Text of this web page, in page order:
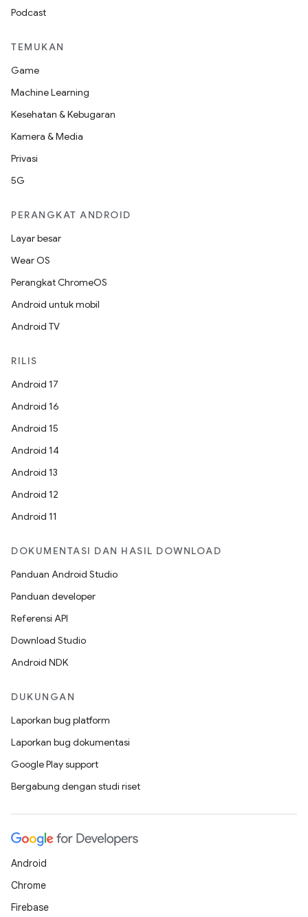
Podcast
TEMUKAN
Game
Machine Learning
Kesehatan & Kebugaran
Kamera & Media
Privasi
5G
PERANGKAT ANDROID
Layar besar
Wear OS
Perangkat ChromeOS
Android untuk mobil
Android TV
RILIS
Android 17
Android 16
Android 15
Android 14
Android 13
Android 12
Android 11
DOKUMENTASI DAN HASIL DOWNLOAD
Panduan Android Studio
Panduan developer
Referensi API
Download Studio
Android NDK
DUKUNGAN
Laporkan bug platform
Laporkan bug dokumentasi
Google Play support
Bergabung dengan studi riset
Android
Chrome
Firebase